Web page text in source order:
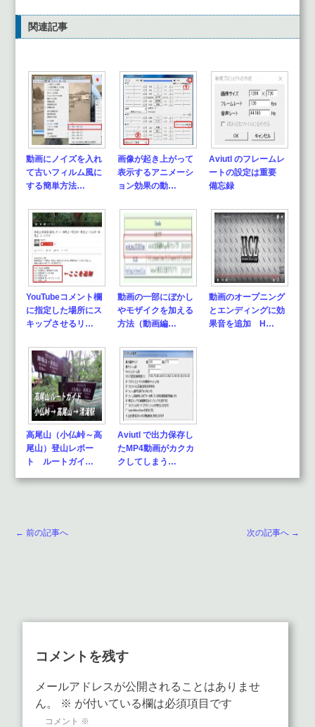
関連記事
動画にノイズを入れ
て古いフィルム風に
する簡単方法…
画像が起き上がって
表示するアニメーシ
ョン効果の動…
Aviutl のフレームレ
ートの設定は重要
備忘録
YouTubeコメント欄
に指定した場所にス
キップさせるリ…
動画の一部にぼかし
やモザイクを加える
方法（動画編…
動画のオープニング
とエンディングに効
果音を追加 H…
高尾山（小仏峠～高
尾山）登山レポー
ト ルートガイ…
Aviutl で出力保存し
たMP4動画がカクカ
クしてしまう…
← 前の記事へ 次の記事へ →
コメントを残す
メールアドレスが公開されることはありませ
ん。
※ が付いている欄は必須項目です
コメント ※